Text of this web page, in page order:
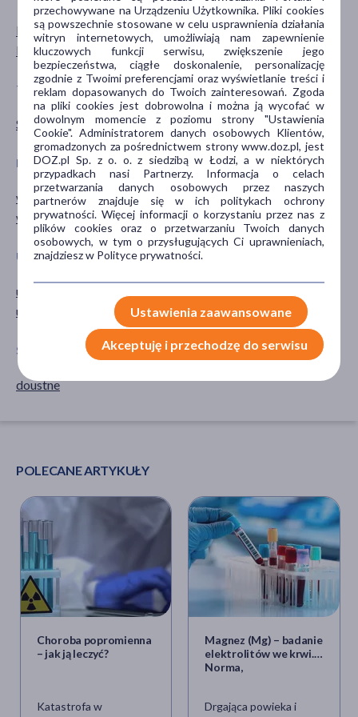
Mężczyzna
Kobieta
dla dorosłych
TYP PRODUKTU
Suplement diety
POSTAĆ
tabletka
DZIAŁANIE/WŁAŚCIWOŚCI
wspomagające
wzmacniające
GŁÓWNY SKŁADNIK
potas
UKŁADY NARZĄDOWE
układ krążenia
układ nerwowy
PORA STOSOWANIA
na noc
SPOSÓB APLIKACJI
doustne
POLECANE ARTYKUŁY
Choroba popromienna
– jak ją leczyć?
Katastrofa w
Magnez (Mg) – badanie
elektrolitów we krwi.
Norma,
Drgająca powieka i
przechowywane na Urządzeniu Użytkownika. Pliki cookies
są powszechnie stosowane w celu usprawnienia działania
witryn internetowych, umożliwiają nam zapewnienie
kluczowych funkcji serwisu, zwiększenie jego
bezpieczeństwa, ciągłe doskonalenie, personalizację
zgodnie z Twoimi preferencjami oraz wyświetlanie treści i
reklam dopasowanych do Twoich zainteresowań. Zgoda
na pliki cookies jest dobrowolna i można ją wycofać w
dowolnym momencie z poziomu strony "Ustawienia
Cookie". Administratorem danych osobowych Klientów,
gromadzonych za pośrednictwem strony www.doz.pl, jest
DOZ.pl Sp. z o. o. z siedzibą w Łodzi, a w niektórych
przypadkach nasi Partnerzy. Informacja o celach
przetwarzania danych osobowych przez naszych
partnerów znajduje się w ich politykach ochrony
prywatności. Więcej informacji o korzystaniu przez nas z
plików cookies oraz o przetwarzaniu Twoich danych
osobowych, w tym o przysługujących Ci uprawnieniach,
znajdziesz w Polityce prywatności.
Ustawienia zaawansowane
Akceptuję i przechodzę do serwisu